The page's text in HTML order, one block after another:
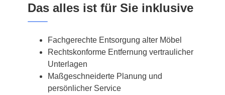
Das alles ist für Sie inklusive
Fachgerechte Entsorgung alter Möbel
Rechtskonforme Entfernung vertraulicher
Unterlagen
Maßgeschneiderte Planung und
persönlicher Service